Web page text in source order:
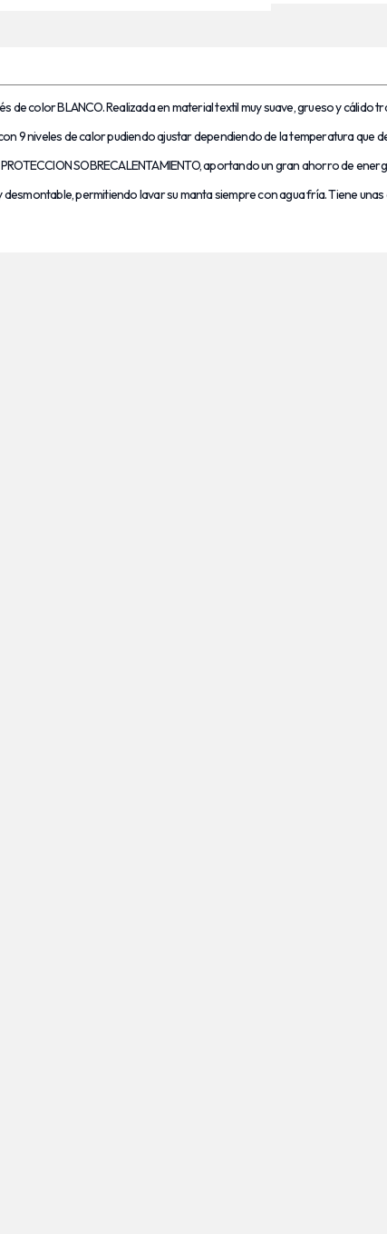
de color BLANCO. Realizada en material textil muy suave, grueso y
9 niveles de calor pudiendo ajustar dependiendo de la temperatura que
SOBRECALENTAMIENTO, aportando un gran ahorro de
permitiendo lavar su manta siempre con agua fría. Tiene